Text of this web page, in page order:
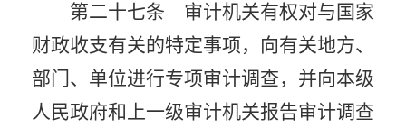
第二十七条 审计机关有权对与国家
财政收支有关的特定事项，向有关地方、
部门、单位进行专项审计调查，并向本级
人民政府和上一级审计机关报告审计调查